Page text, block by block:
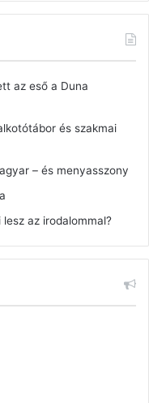
az eső a Duna
és szakmai
– és menyasszony
lesz az irodalommal?